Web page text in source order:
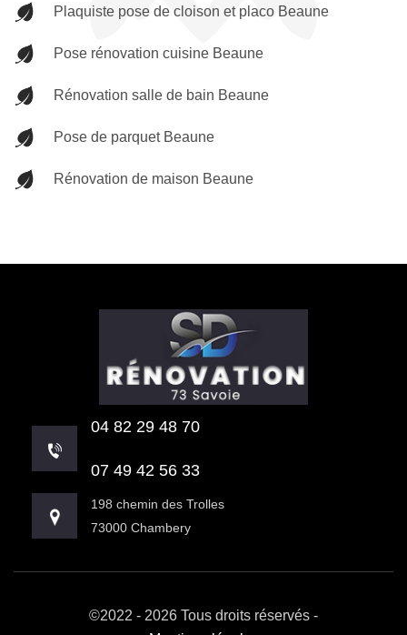
Plaquiste pose de cloison et placo Beaune
Pose rénovation cuisine Beaune
Rénovation salle de bain Beaune
Pose de parquet Beaune
Rénovation de maison Beaune
04 82 29 48 70
07 49 42 56 33
198 chemin des Trolles
73000 Chambery
©2022 - 2026 Tous droits réservés -